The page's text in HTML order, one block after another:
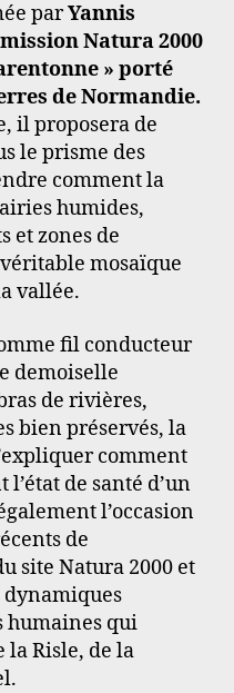
parYannis
Natura 2000
» porté
de Normandie.
il proposera de
le prisme des
comment la
humides,
et zones de
mosaïque
vallée.
fil conducteur
demoiselle
de rivières,
bien préservés, la
comment
de santé d’un
l’occasion
de
site Natura 2000 et
humaines qui
la Risle, de la